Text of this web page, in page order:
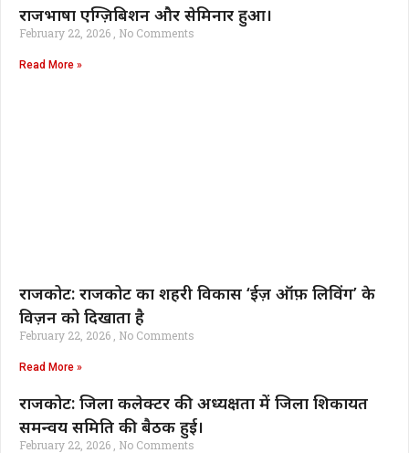
राजभाषा एग्ज़िबिशन और सेमिनार हुआ।
February 22, 2026 No Comments
Read More »
राजकोट: राजकोट का शहरी विकास ‘ईज़ ऑफ़ लिविंग’ के
विज़न को दिखाता है
February 22, 2026 No Comments
Read More »
राजकोट: जिला कलेक्टर की अध्यक्षता में जिला शिकायत
समन्वय समिति की बैठक हुई।
February 22, 2026 No Comments